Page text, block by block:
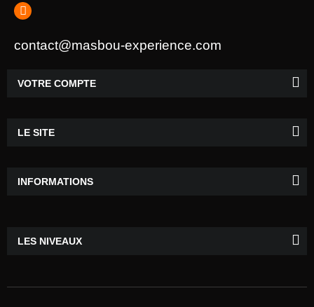
contact@masbou-experience.com
VOTRE COMPTE
LE SITE
INFORMATIONS
LES NIVEAUX